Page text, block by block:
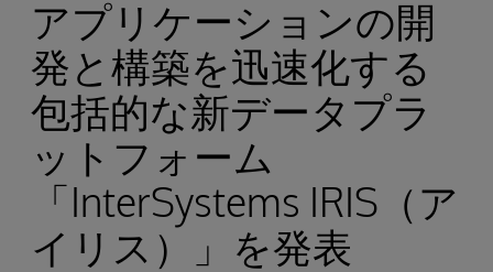
アプリケーションの開
発と構築を迅速化する
包括的な新データプラ
ットフォーム
「InterSystems IRIS（ア
イリス）」を発表